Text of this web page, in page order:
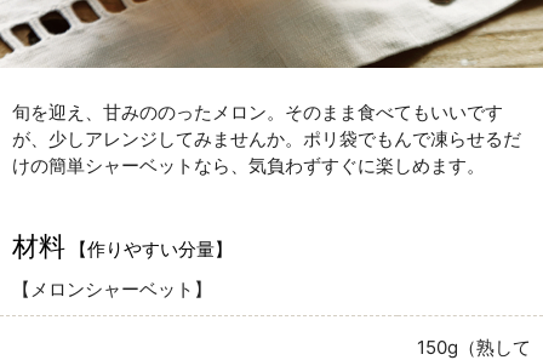
旬を迎え、甘みののったメロン。そのまま食べてもいいです
が、少しアレンジしてみませんか。ポリ袋でもんで凍らせるだ
けの簡単シャーベットなら、気負わずすぐに楽しめます。
材料
【作りやすい分量】
【メロンシャーベット】
150g（熟して